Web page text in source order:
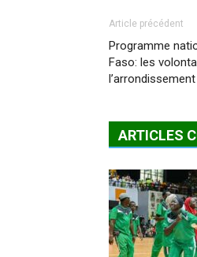
Article précédent
Programme
Faso: les
ARTICLES